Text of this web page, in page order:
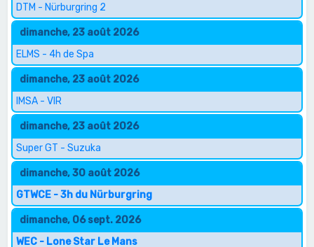
DTM - Nürburgring 2
dimanche, 23 août 2026
ELMS - 4h de Spa
dimanche, 23 août 2026
IMSA - VIR
dimanche, 23 août 2026
Super GT - Suzuka
dimanche, 30 août 2026
GTWCE - 3h du Nürburgring
dimanche, 06 sept. 2026
WEC - Lone Star Le Mans